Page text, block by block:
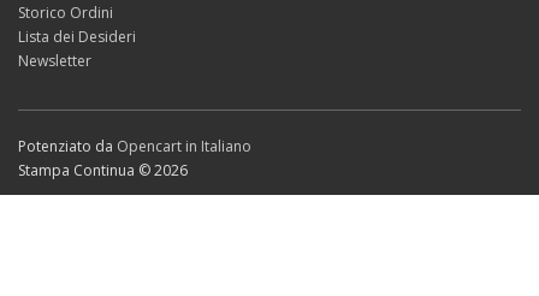
Storico Ordini
Lista dei Desideri
Newsletter
Potenziato da Opencart in Italiano
Stampa Continua © 2026